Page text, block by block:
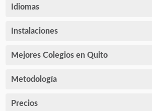
Idiomas
Instalaciones
Mejores Colegios en Quito
Metodología
Precios